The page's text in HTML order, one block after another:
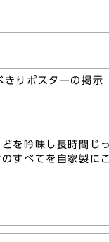
きりポスターの掲示
を吟味し長時間じ
すべてを自家製に